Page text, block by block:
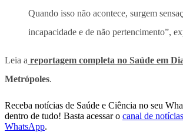
Quando isso não acontece, surgem
incapacidade e de não pertencimento”,
Leia a reportagem completa no Saúde em
Metrópoles.
Receba notícias de Saúde e Ciência no seu
dentro de tudo! Basta acessar o canal de
WhatsApp.